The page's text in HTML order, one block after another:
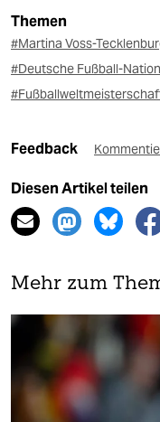
Themen
#Martina Voss-
#Deutsche Fußball-
Feedback
Diesen Artikel teilen
Mehr zum